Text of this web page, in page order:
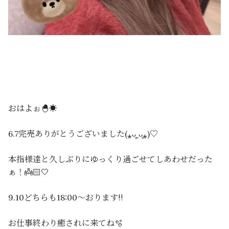
おはよぉ🐣☀️
6.7完売ありがとうございました(⁎ᴗ͈ˬᴗ͈⁎)♡
本指様達と久しぶりにゆっくり過ごせてしあわせだった
ぁ！👼🏻‎🤍
9.10どちらも18:00～おります‼️
お仕事終わり癒されに来てね🫧